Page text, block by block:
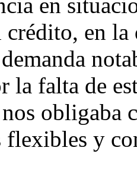
en
la falta de
obligaba
flexibles y